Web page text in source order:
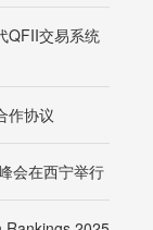
QFII交易系统
作协议
会在西宁举行